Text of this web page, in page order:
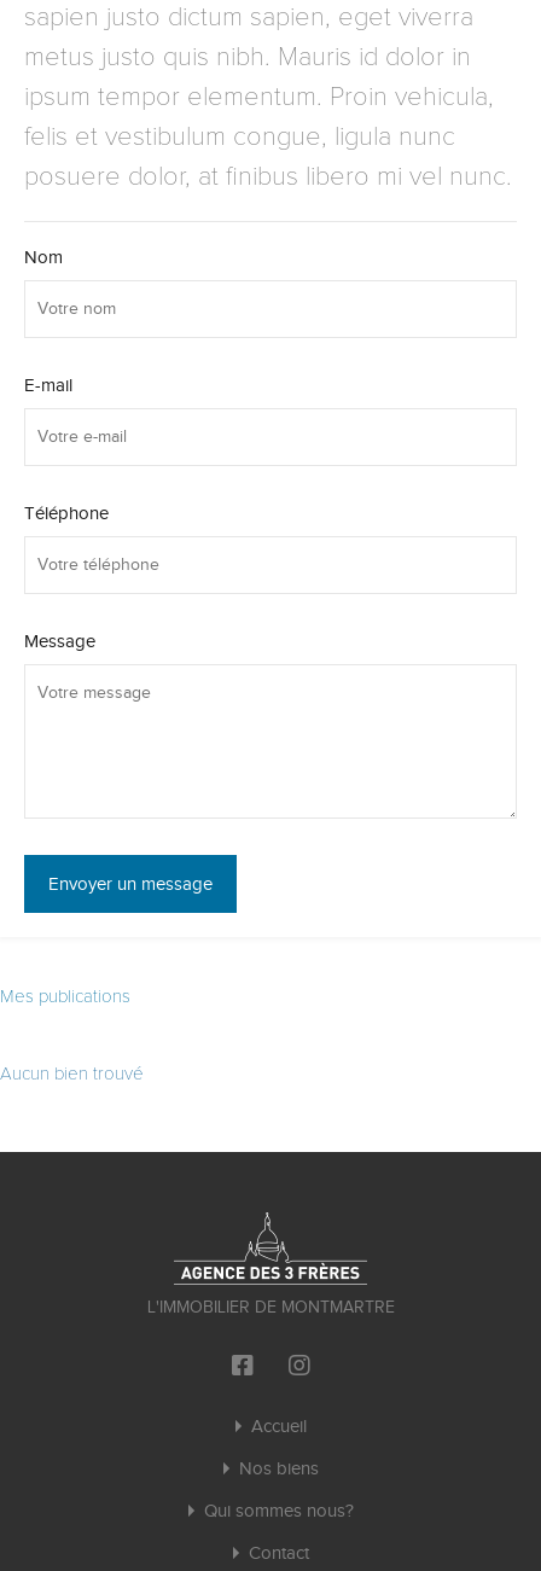
sapien justo dictum sapien, eget viverra
metus justo quis nibh. Mauris id dolor in
ipsum tempor elementum. Proin vehicula,
felis et vestibulum congue, ligula nunc
posuere dolor, at finibus libero mi vel nunc.
Nom
E-mail
Téléphone
Message
Mes publications
Aucun bien trouvé
L'IMMOBILIER DE MONTMARTRE
Accueil
Nos biens
Qui sommes nous?
Contact